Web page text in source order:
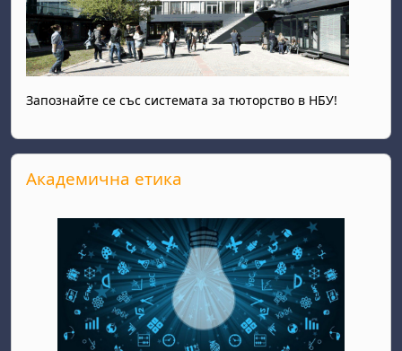
Запознайте се със системата за тюторство в НБУ!
Прескочи Академична етика
Академична етика